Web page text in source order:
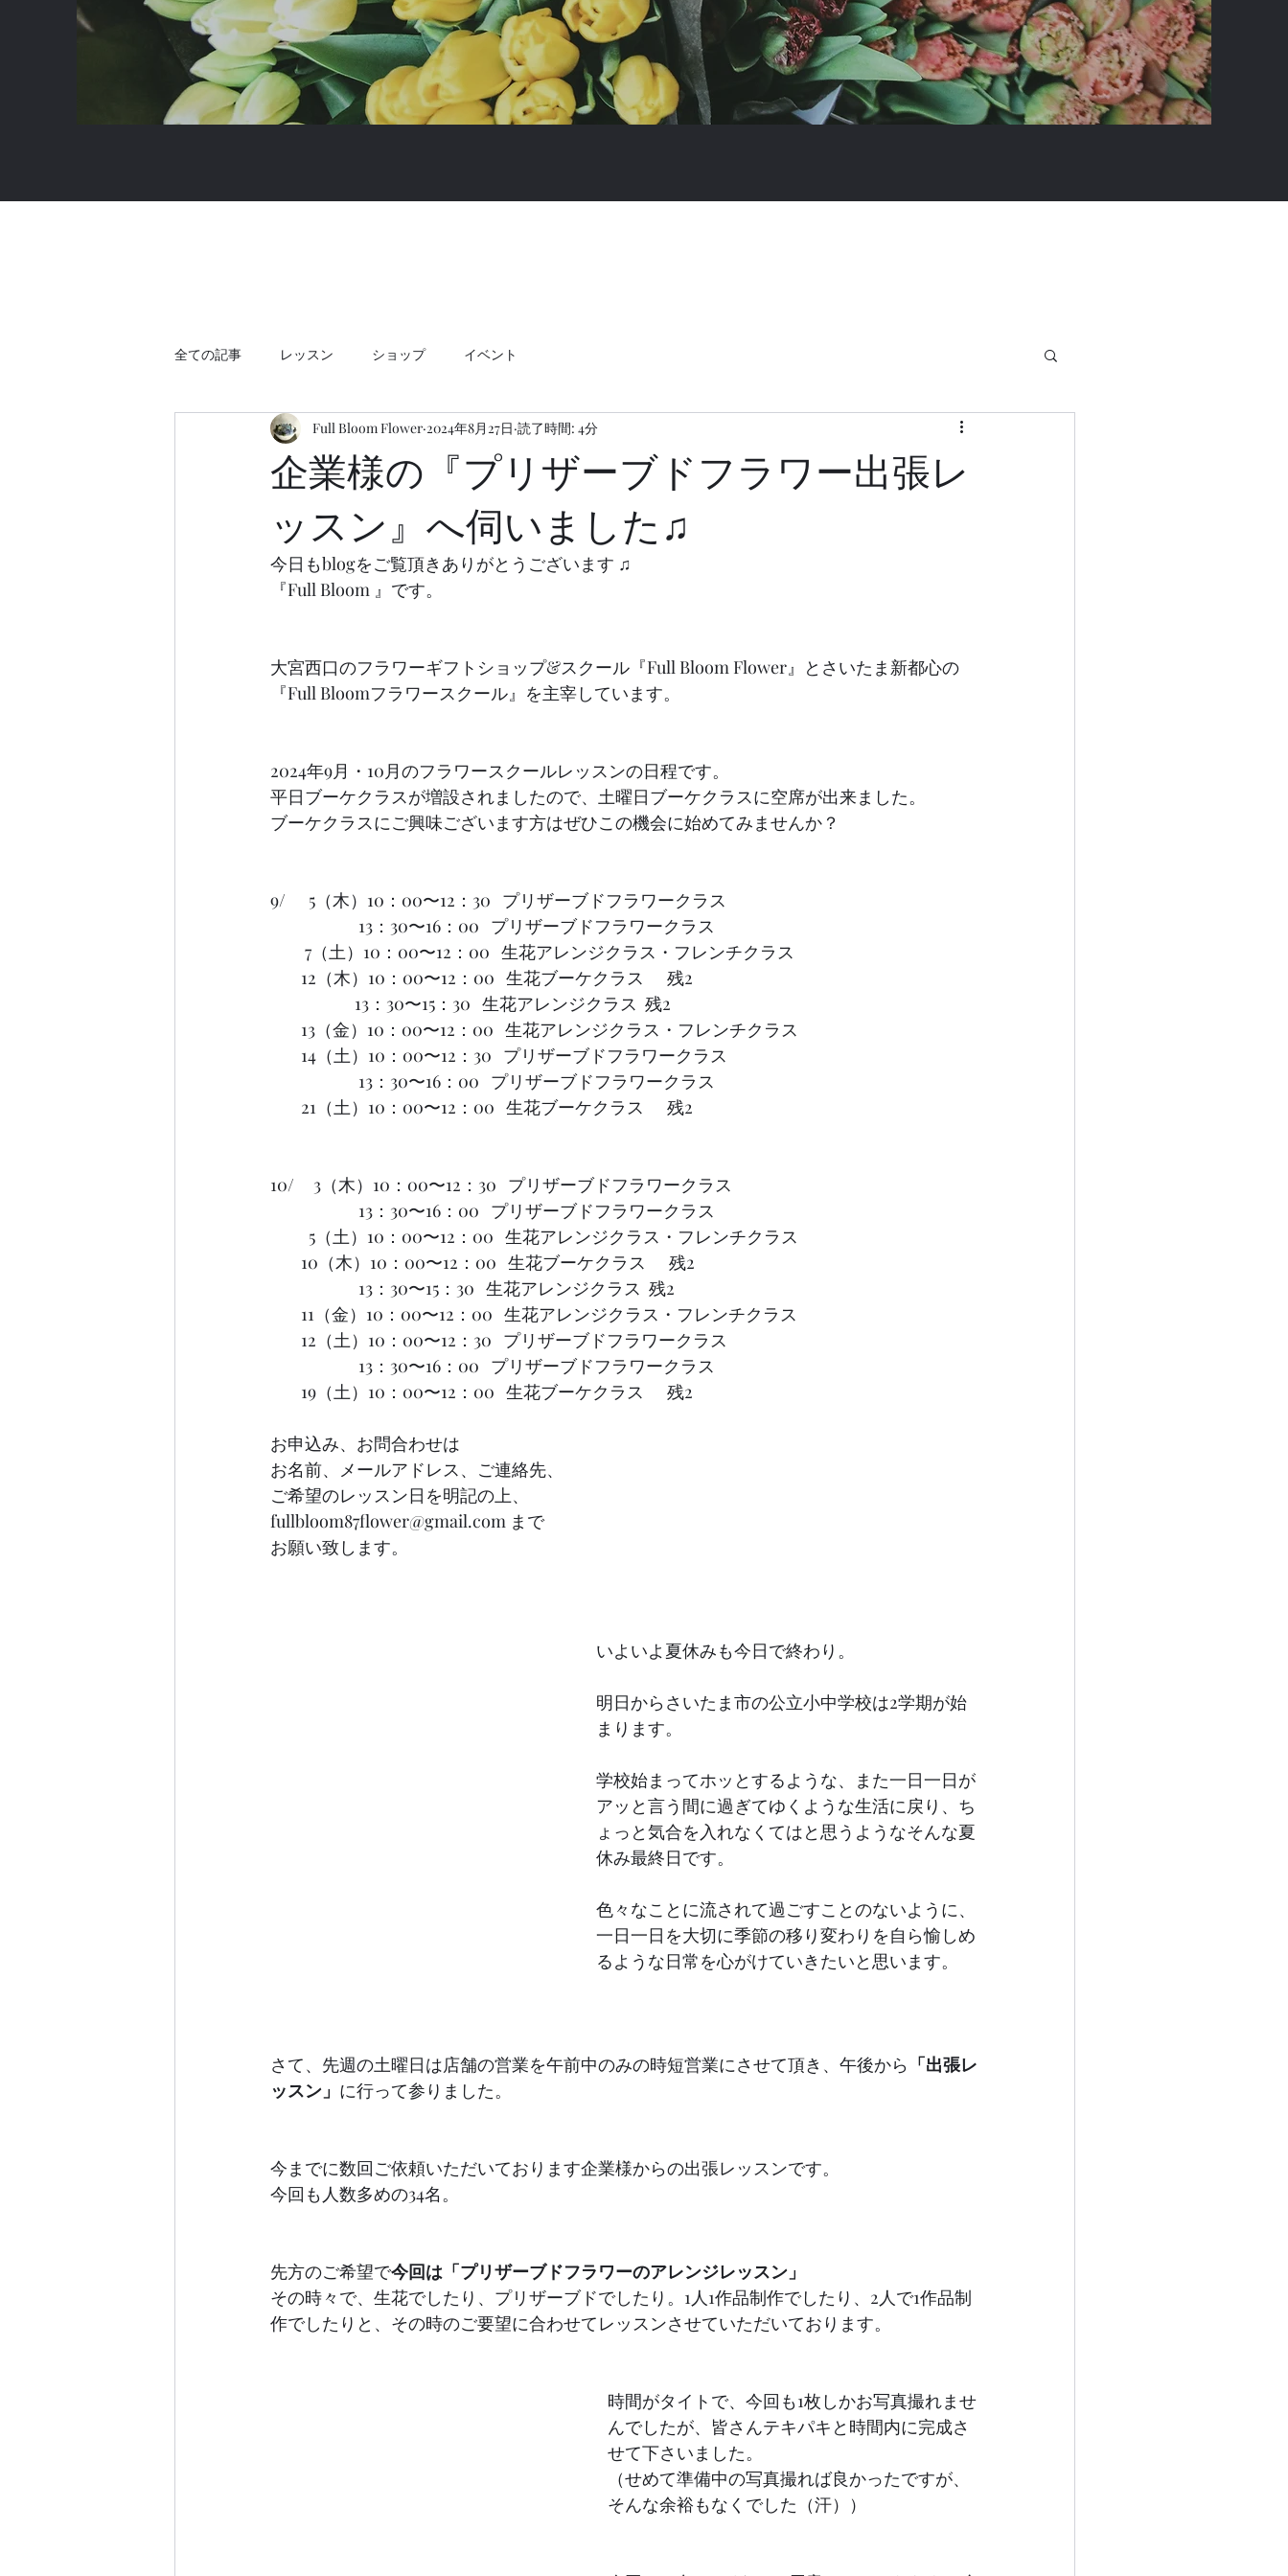
全ての記事 レッスン ショップ イベント
企業様の『プリザーブドフラワー出張レ
ッスン』へ伺いました♫
Full Bloom Flower 2024年8月27日 読了時間: 4分
今日もblogをご覧頂きありがとうございます ♫
『Full Bloom 』です。
大宮西口のフラワーギフトショップ&スクール『Full Bloom Flower』とさいたま新都心の
『Full Bloomフラワースクール』を主宰しています。
2024年9月・10月のフラワースクールレッスンの日程です。
平日ブーケクラスが増設されましたので、土曜日ブーケクラスに空席が出来ました。
ブーケクラスにご興味ございます方はぜひこの機会に始めてみませんか？
9/      5（木）10：00〜12：30   プリザーブドフラワークラス
13：30〜16：00   プリザーブドフラワークラス
7（土）10：00〜12：00   生花アレンジクラス・フレンチクラス
12（木）10：00〜12：00   生花ブーケクラス      残2
13：30〜15：30   生花アレンジクラス  残2
13（金）10：00〜12：00   生花アレンジクラス・フレンチクラス
14（土）10：00〜12：30   プリザーブドフラワークラス
13：30〜16：00   プリザーブドフラワークラス
21（土）10：00〜12：00   生花ブーケクラス      残2
10/     3（木）10：00〜12：30   プリザーブドフラワークラス
13：30〜16：00   プリザーブドフラワークラス
5（土）10：00〜12：00   生花アレンジクラス・フレンチクラス
10（木）10：00〜12：00   生花ブーケクラス      残2
13：30〜15：30   生花アレンジクラス  残2
11（金）10：00〜12：00   生花アレンジクラス・フレンチクラス
12（土）10：00〜12：30   プリザーブドフラワークラス
13：30〜16：00   プリザーブドフラワークラス
19（土）10：00〜12：00   生花ブーケクラス      残2
お申込み、お問合わせは
お名前、メールアドレス、ご連絡先、
ご希望のレッスン日を明記の上、
fullbloom87flower@gmail.com まで
お願い致します。
いよいよ夏休みも今日で終わり。
明日からさいたま市の公立小中学校は2学期が始
まります。
学校始まってホッとするような、また一日一日が
アッと言う間に過ぎてゆくような生活に戻り、ち
ょっと気合を入れなくてはと思うようなそんな夏
休み最終日です。
色々なことに流されて過ごすことのないように、
一日一日を大切に季節の移り変わりを自ら愉しめ
るような日常を心がけていきたいと思います。
さて、先週の土曜日は店舗の営業を午前中のみの時短営業にさせて頂き、午後から 「出張レ
ッスン」 に行って参りました。
今までに数回ご依頼いただいております企業様からの出張レッスンです。
今回も人数多めの34名。
先方のご希望で今回は「プリザーブドフラワーのアレンジレッスン」
その時々で、生花でしたり、プリザーブドでしたり。1人1作品制作でしたり、2人で1作品制
作でしたりと、その時のご要望に合わせてレッスンさせていただいております。
時間がタイトで、今回も1枚しかお写真撮れませ
んでしたが、皆さんテキパキと時間内に完成さ
せて下さいました。
（せめて準備中の写真撮れば良かったですが、
そんな余裕もなくでした（汗））